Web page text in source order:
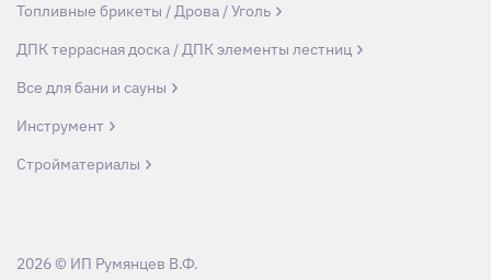
Топливные брикеты / Дрова / Уголь
ДПК террасная доска / ДПК элементы лестниц
Все для бани и сауны
Инструмент
Стройматериалы
2026 © ИП Румянцев В.Ф.